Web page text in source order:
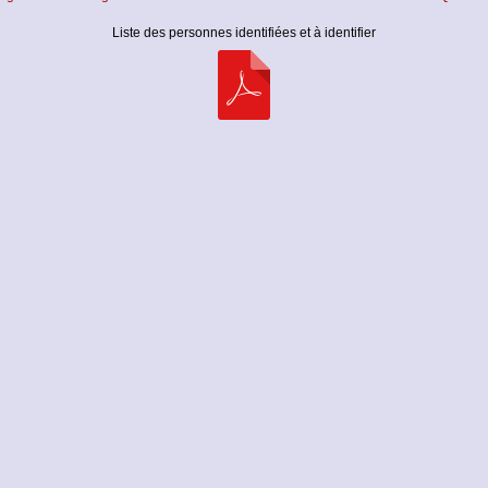
Liste des personnes identifiées et à identifier